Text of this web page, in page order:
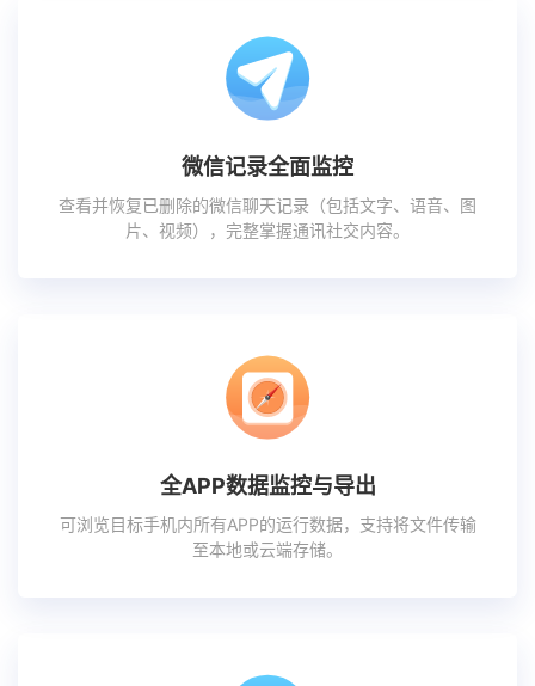
微信记录全面监控
查看并恢复已删除的微信聊天记录（包括文字、语音、图
片、视频），完整掌握通讯社交内容。
全APP数据监控与导出
可浏览目标手机内所有APP的运行数据，支持将文件传输
至本地或云端存储。